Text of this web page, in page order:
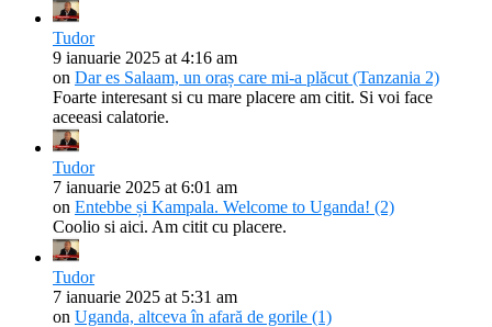
Tudor
9 ianuarie 2025 at 4:16 am
on Dar es Salaam, un oraș care mi-a plăcut (Tanzania 2)
Foarte interesant si cu mare placere am citit. Si voi face
aceeasi calatorie.
Tudor
7 ianuarie 2025 at 6:01 am
on Entebbe și Kampala. Welcome to Uganda! (2)
Coolio si aici. Am citit cu placere.
Tudor
7 ianuarie 2025 at 5:31 am
on Uganda, altceva în afară de gorile (1)